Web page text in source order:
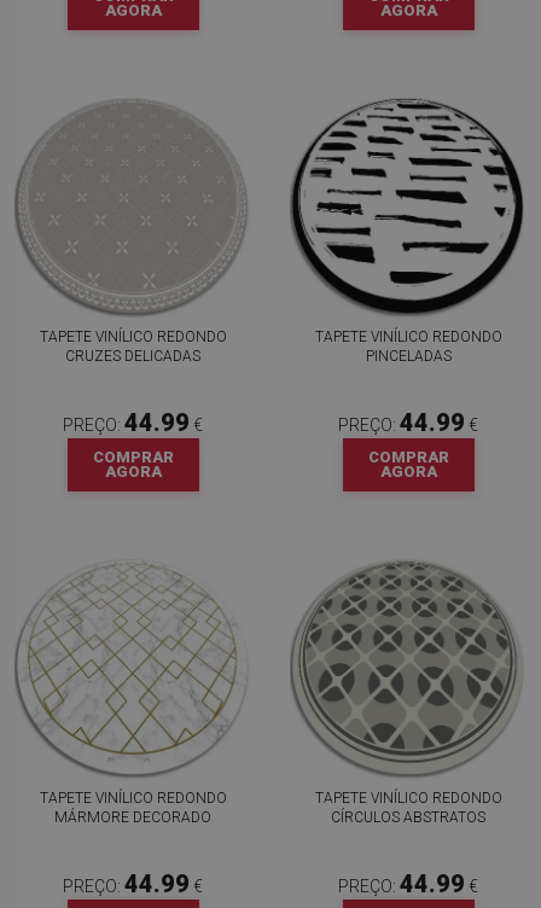
AGORA
AGORA
TAPETE VINÍLICO REDONDO
CRUZES DELICADAS
PREÇO: 44.99 €
COMPRAR
AGORA
TAPETE VINÍLICO REDONDO
PINCELADAS
PREÇO: 44.99 €
COMPRAR
AGORA
TAPETE VINÍLICO REDONDO
MÁRMORE DECORADO
PREÇO: 44.99 €
TAPETE VINÍLICO REDONDO
CÍRCULOS ABSTRATOS
PREÇO: 44.99 €